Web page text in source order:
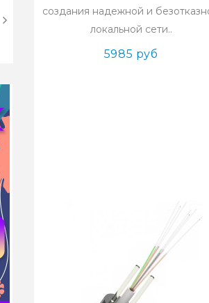
создания надежной и
локальной сети..
5985 руб